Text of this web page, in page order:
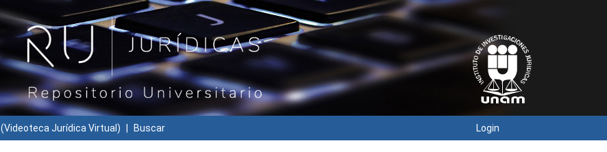
Jurídica Virtual) Buscar Login